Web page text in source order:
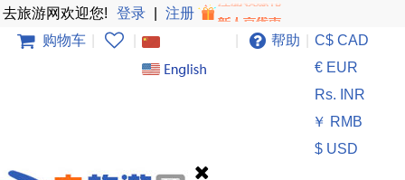
去旅游网欢迎您! 登录
注册
购物车
帮助
C$ CAD
€ EUR
Rs. INR
￥ RMB
$ USD